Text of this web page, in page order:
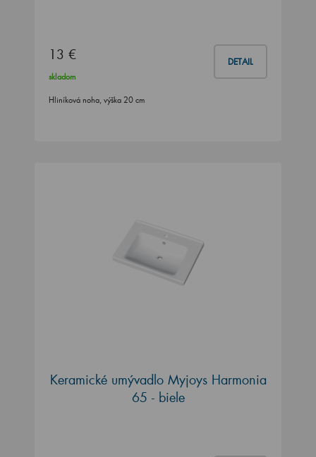
13 € DETAIL
skladom
Hliníková noha, výška 20 cm
Keramické umývadlo Myjoys Harmonia
65 - biele